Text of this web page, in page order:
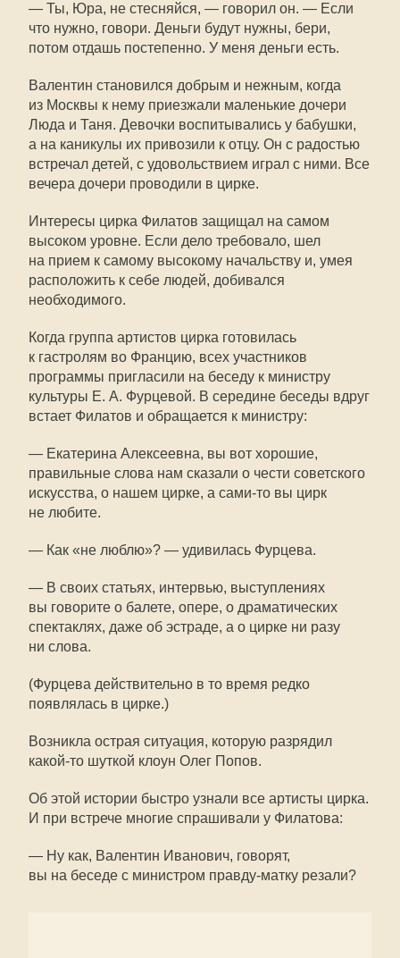
— Ты, Юра, не стесняйся, — говорил он. — Если
что нужно, говори. Деньги будут нужны, бери,
потом отдашь постепенно. У меня деньги есть.
Валентин становился добрым и нежным, когда
из Москвы к нему приезжали маленькие дочери
Люда и Таня. Девочки воспитывались у бабушки,
а на каникулы их привозили к отцу. Он с радостью
встречал детей, с удовольствием играл с ними. Все
вечера дочери проводили в цирке.
Интересы цирка Филатов защищал на самом
высоком уровне. Если дело требовало, шел
на прием к самому высокому начальству и, умея
расположить к себе людей, добивался
необходимого.
Когда группа артистов цирка готовилась
к гастролям во Францию, всех участников
программы пригласили на беседу к министру
культуры Е. А. Фурцевой. В середине беседы вдруг
встает Филатов и обращается к министру:
— Екатерина Алексеевна, вы вот хорошие,
правильные слова нам сказали о чести советского
искусства, о нашем цирке, а сами-то вы цирк
не любите.
— Как «не люблю»? — удивилась Фурцева.
— В своих статьях, интервью, выступлениях
вы говорите о балете, опере, о драматических
спектаклях, даже об эстраде, а о цирке ни разу
ни слова.
(Фурцева действительно в то время редко
появлялась в цирке.)
Возникла острая ситуация, которую разрядил
какой-то шуткой клоун Олег Попов.
Об этой истории быстро узнали все артисты цирка.
И при встрече многие спрашивали у Филатова:
— Ну как, Валентин Иванович, говорят,
вы на беседе с министром правду-матку резали?